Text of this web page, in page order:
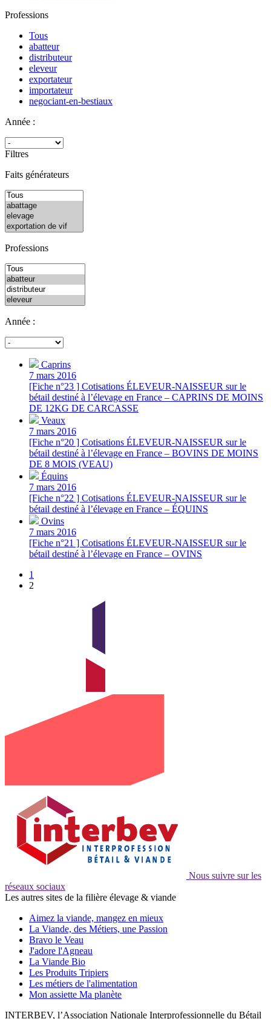
Professions
Tous
abatteur
distributeur
eleveur
exportateur
importateur
negociant-en-bestiaux
Année :
Filtres
Faits générateurs
Professions
Année :
Caprins
7 mars 2016
[Fiche n°23 ] Cotisations ÉLEVEUR-NAISSEUR sur le
bétail destiné à l’élevage en France – CAPRINS DE MOINS
DE 12KG DE CARCASSE
Veaux
7 mars 2016
[Fiche n°20 ] Cotisations ÉLEVEUR-NAISSEUR sur le
bétail destiné à l’élevage en France – BOVINS DE MOINS
DE 8 MOIS (VEAU)
Équins
7 mars 2016
[Fiche n°22 ] Cotisations ÉLEVEUR-NAISSEUR sur le
bétail destiné à l’élevage en France – ÉQUINS
Ovins
7 mars 2016
[Fiche n°21 ] Cotisations ÉLEVEUR-NAISSEUR sur le
bétail destiné à l’élevage en France – OVINS
1
2
Nous suivre sur les
réseaux sociaux
Les autres sites de la filière élevage & viande
Aimez la viande, mangez en mieux
La Viande, des Métiers, une Passion
Bravo le Veau
J'adore l'Agneau
La Viande Bio
Les Produits Tripiers
Les métiers de l'alimentation
Mon assiette Ma planète
INTERBEV, l’Association Nationale Interprofessionnelle du Bétail